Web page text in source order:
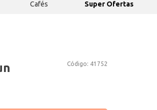
Cafés Super Ofertas
Código: 41752